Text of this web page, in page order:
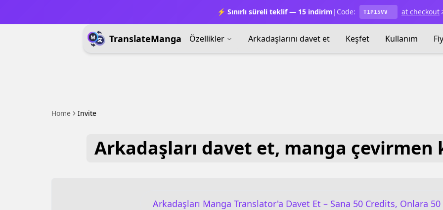
⚡ Sınırlı süreli teklif — 15 indirim | Code: T1P15VV at checkout
TranslateManga Özellikler Arkadaşlarını davet et Keşfet Kullanım
Home Invite
Arkadaşları davet et, manga
Arkadaşları Manga Translator'a Davet Et – Sana 50 Credits, Onlara